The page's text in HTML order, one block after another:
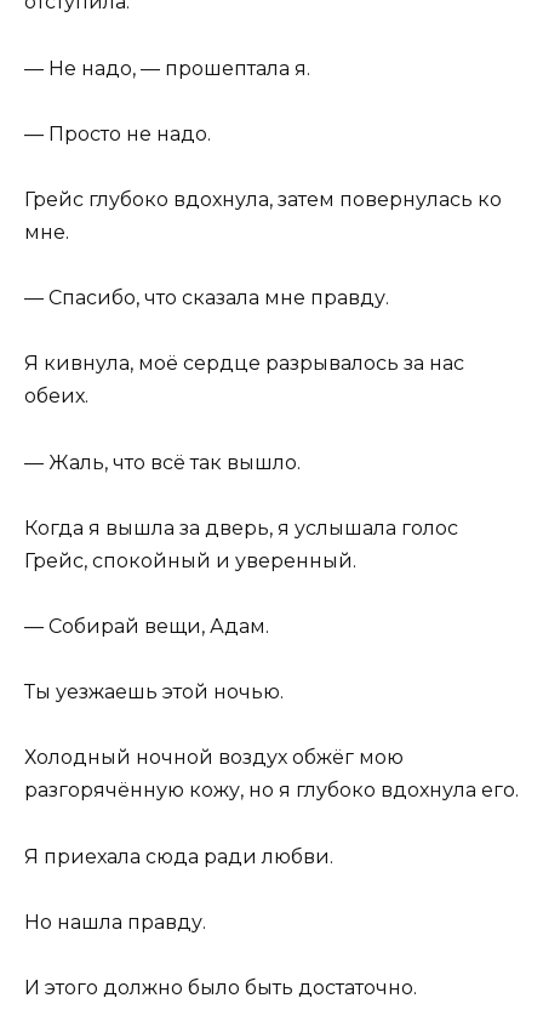
— Не надо, — прошептала я.
— Просто не надо.
Грейс глубоко вдохнула, затем повернулась ко
мне.
— Спасибо, что сказала мне правду.
Я кивнула, моё сердце разрывалось за нас
обеих.
— Жаль, что всё так вышло.
Когда я вышла за дверь, я услышала голос
Грейс, спокойный и уверенный.
— Собирай вещи, Адам.
Ты уезжаешь этой ночью.
Холодный ночной воздух обжёг мою
разгорячённую кожу, но я глубоко вдохнула его.
Я приехала сюда ради любви.
Но нашла правду.
И этого должно было быть достаточно.